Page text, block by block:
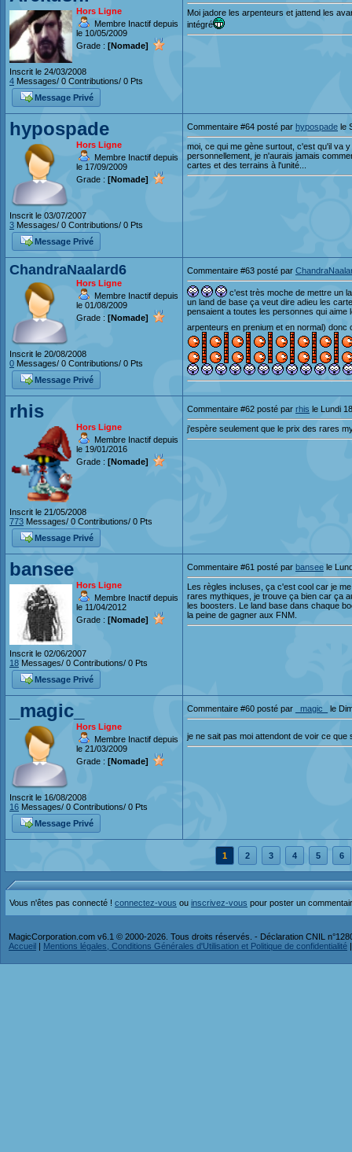
Hors Ligne
Membre Inactif depuis
le 10/05/2009
Grade : [Nomade]
Inscrit le 24/03/2008
4 Messages/ 0 Contributions/ 0 Pts
Message Privé
Moi jadore les arpenteurs et jattend les
intégré
hypospade
Hors Ligne
Membre Inactif depuis
le 17/09/2009
Grade : [Nomade]
Inscrit le 03/07/2007
3 Messages/ 0 Contributions/ 0 Pts
Message Privé
Commentaire #64 posté par hypospade le
moi, ce qui me gène surtout, c'est qu'il va
personnellement, je n'aurais jamais
cartes et des terrains à l'unité...
ChandraNaalard6
Hors Ligne
Membre Inactif depuis
le 01/08/2009
Grade : [Nomade]
Inscrit le 20/08/2008
0 Messages/ 0 Contributions/ 0 Pts
Message Privé
Commentaire #63 posté par
c'est très moche de mettre un
un land de base ça veut dire adieu les
pensaient a toutes les personnes qui
arpenteurs en prenium et en normal) donc
rhis
Hors Ligne
Membre Inactif depuis
le 19/01/2016
Grade : [Nomade]
Inscrit le 21/05/2008
773 Messages/ 0 Contributions/ 0 Pts
Message Privé
Commentaire #62 posté par rhis le Lundi
j'espère seulement que le prix des rares
bansee
Hors Ligne
Membre Inactif depuis
le 11/04/2012
Grade : [Nomade]
Inscrit le 02/06/2007
18 Messages/ 0 Contributions/ 0 Pts
Message Privé
Commentaire #61 posté par bansee le
Les règles incluses, ça c'est cool car je
rares mythiques, je trouve ça bien car ça
les boosters. Le land base dans chaque
la peine de gagner aux FNM.
_magic_
Hors Ligne
Membre Inactif depuis
le 21/03/2009
Grade : [Nomade]
Inscrit le 16/08/2008
16 Messages/ 0 Contributions/ 0 Pts
Message Privé
Commentaire #60 posté par _magic_ le
je ne sait pas moi attendont de voir ce que
1 2 3 4 5 6
Vous n'êtes pas connecté ! connectez-vous ou inscrivez-vous pour poster un
MagicCorporation.com v6.1 © 2000-2026. Tous droits réservés. - Déclaration CNIL
Accueil | Mentions légales, Conditions Générales d'Utilisation et Politique de confidentialité